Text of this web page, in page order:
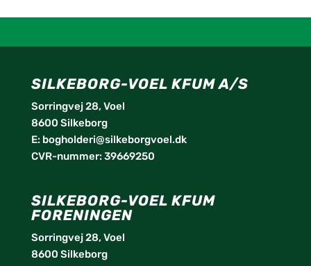
SILKEBORG-VOEL KFUM A/S
Sorringvej 28, Voel
8600 Silkeborg
E: bogholderi@silkeborgvoel.dk
CVR-nummer: 39669250
SILKEBORG-VOEL KFUM
FORENINGEN
Sorringvej 28, Voel
8600 Silkeborg